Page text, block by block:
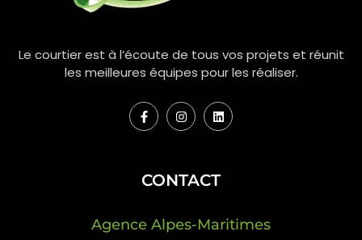
Le courtier est à l’écoute de tous vos projets et réunit
les meilleures équipes pour les réaliser.
CONTACT
Agence Alpes-Maritimes